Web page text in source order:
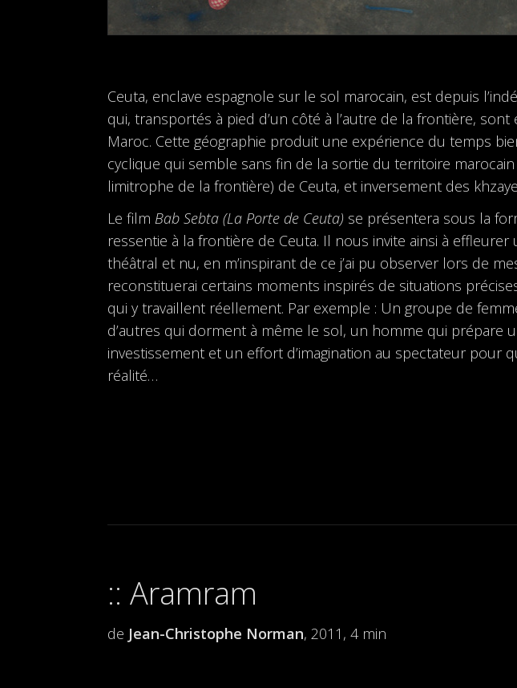
Ceuta, enclave espagnole sur le sol marocain, est depuis
qui, transportés à pied d’un côté à l’autre de la frontière,
Maroc. Cette géographie produit une expérience du temps
cyclique qui semble sans fin de la sortie du territoire
limitrophe de la frontière) de Ceuta, et inversement des
Le film Bab Sebta (La Porte de Ceuta) se présentera sous la
ressentie à la frontière de Ceuta. Il nous invite ainsi à
théâtral et nu, en m’inspirant de ce j’ai pu observer lors de
reconstituerai certains moments inspirés de situations
qui y travaillent réellement. Par exemple : Un groupe de
d’autres qui dorment à même le sol, un homme qui prépare
investissement et un effort d’imagination au spectateur pour
réalité…
Aramram
de Jean-Christophe Norman, 2011, 4 min